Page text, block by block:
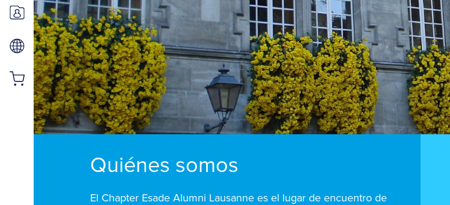
Quiénes somos
El Chapter Esade Alumni Lausanne es el lugar de encuentro de